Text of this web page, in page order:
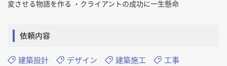
変させる物語を作る ・クライアントの成功に一生懸命
依頼内容
建築設計 デザイン 建築施工
工事